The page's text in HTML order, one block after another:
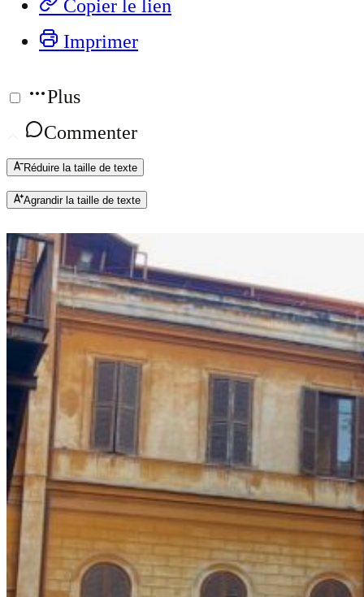
Copier le lien
Imprimer
Plus
Commenter
Réduire la taille de texte
Agrandir la taille de texte